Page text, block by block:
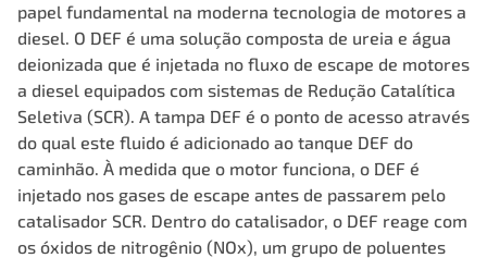
papel fundamental na moderna tecnologia de motores a
diesel. O DEF é uma solução composta de ureia e água
deionizada que é injetada no fluxo de escape de motores
a diesel equipados com sistemas de Redução Catalítica
Seletiva (SCR). A tampa DEF é o ponto de acesso através
do qual este fluido é adicionado ao tanque DEF do
caminhão. À medida que o motor funciona, o DEF é
injetado nos gases de escape antes de passarem pelo
catalisador SCR. Dentro do catalisador, o DEF reage com
os óxidos de nitrogênio (NOx), um grupo de poluentes